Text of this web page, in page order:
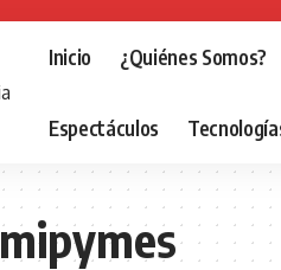
Inicio ¿Quiénes Somos?
Espectáculos
mipymes